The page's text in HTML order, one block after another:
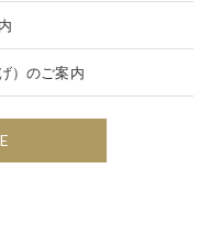
）のご案内